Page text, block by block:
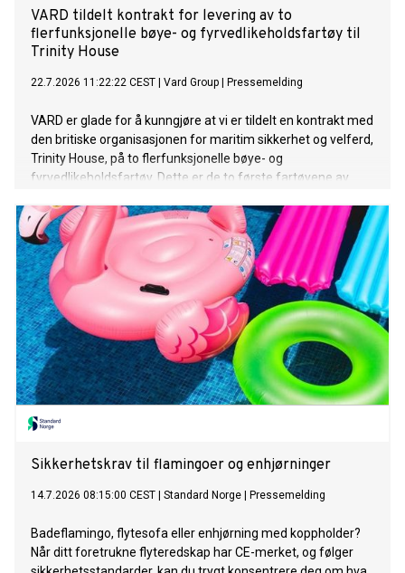
VARD tildelt kontrakt for levering av to
flerfunksjonelle bøye- og fyrvedlikeholdsfartøy til
Trinity House
22.7.2026 11:22:22 CEST Vard Group Pressemelding
VARD er glade for å kunngjøre at vi er tildelt en kontrakt med
den britiske organisasjonen for maritim sikkerhet og velferd,
Trinity House, på to flerfunksjonelle bøye- og
fyrvedlikeholdsfartøy. Dette er de to første fartøyene av
overstiger 220 millioner euro.
Sikkerhetskrav til flamingoer og enhjørninger
14.7.2026 08:15:00 CEST Standard Norge Pressemelding
Badeflamingo, flytesofa eller enhjørning med koppholder?
Når ditt foretrukne flyteredskap har CE-merket, og følger